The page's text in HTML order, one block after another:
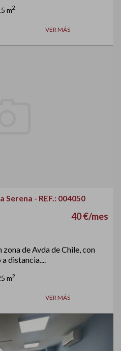
m2
VER MÁS
Serena - REF.: 004050
40 €/mes
zona de Avda de Chile, con
distancia....
m2
VER MÁS